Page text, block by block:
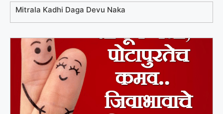
Mitrala Kadhi Daga Devu Naka